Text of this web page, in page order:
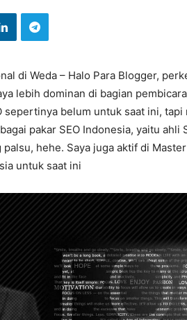
di Weda – Halo Para Blogger,
lebih dominan di bagian
sepertinya belum untuk saat ini,
pakar SEO Indonesia, yaitu
hehe. Saya juga aktif di
untuk saat ini